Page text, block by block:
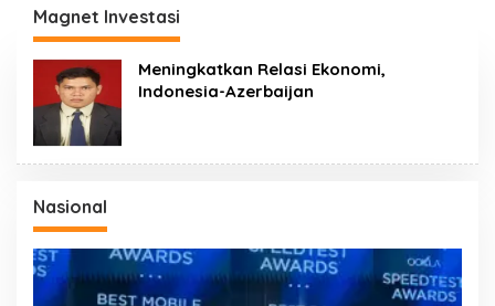
Competition
Magnet Investasi
Meningkatkan Relasi Ekonomi,
Indonesia-Azerbaijan
Nasional